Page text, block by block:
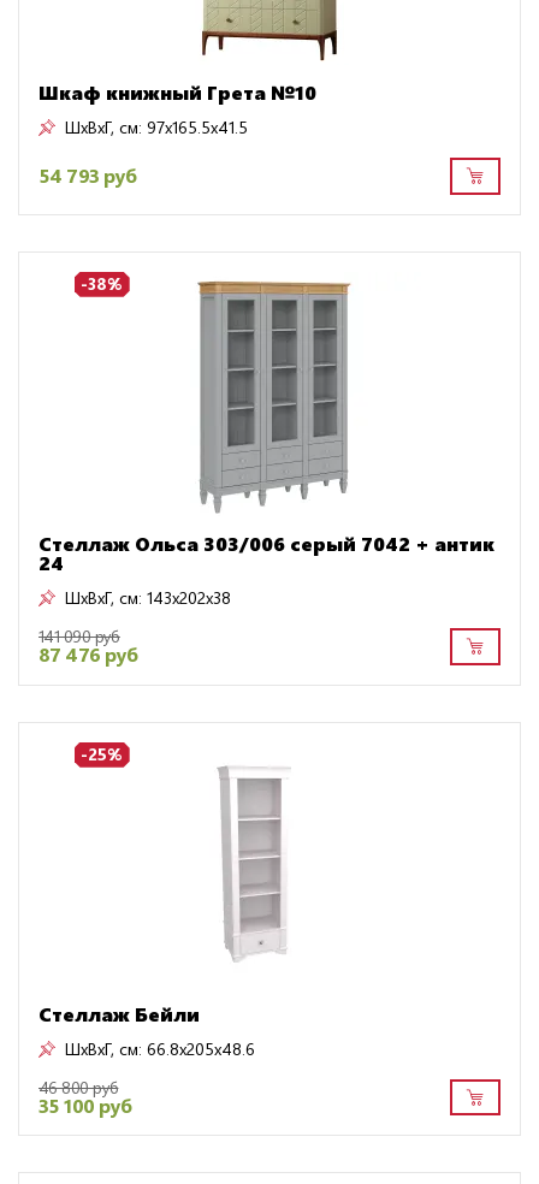
Шкаф книжный Грета №10
ШxВxГ, см: 97x165.5x41.5
54 793 руб
-38%
Стеллаж Ольса 303/006 серый 7042 + антик
24
ШxВxГ, см: 143x202x38
141 090 руб
87 476 руб
-25%
Стеллаж Бейли
ШxВxГ, см: 66.8x205x48.6
46 800 руб
35 100 руб